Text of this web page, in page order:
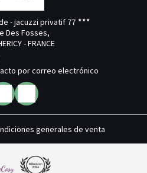
- jacuzzi privatif 77
Des Fosses,
- FRANCE
por correo electrónico
generales de venta